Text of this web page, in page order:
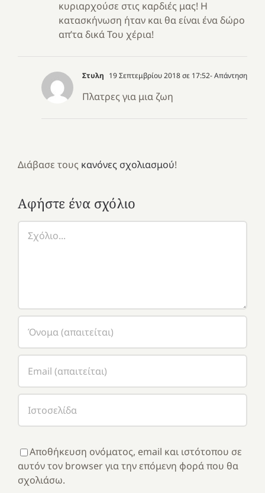
κυριαρχούσε στις καρδιές μας! Η
κατασκήνωση ήταν και θα είναι ένα δώρο
απ’τα δικά Του χέρια!
Στυλη 19 Σεπτεμβρίου 2018 σε 17:52- Απάντηση
Πλατρες για μια ζωη
Διάβασε τους κανόνες σχολιασμού!
Αφήστε ένα σχόλιο
Αποθήκευση ονόματος, email και ιστότοπου σε
αυτόν τον browser για την επόμενη φορά που θα
σχολιάσω.